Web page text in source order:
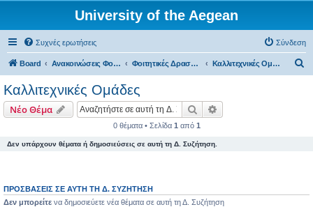
University of the Aegean
Συχνές ερωτήσεις Σύνδεση
Board Ανακοινώσεις Φοιτητικών Δραστηριοτήτων Φοιτητικές Δραστηριότητες - Μυτιλήνη Καλλιτεχνικές Ομάδες
η
Καλλιτεχνικές Ομάδες
Νέο Θέμα Αναζήτηση
0 θέματα • Σελίδα 1 από 1
Δεν υπάρχουν θέματα ή δημοσιεύσεις σε αυτή τη Δ. Συζήτηση.
ΠΡΟΣΒΆΣΕΙΣ ΣΕ ΑΥΤΉ ΤΗ Δ. ΣΥΖΉΤΗΣΗ
Δεν μπορείτε να δημοσιεύετε νέα θέματα σε αυτή τη Δ. Συζήτηση